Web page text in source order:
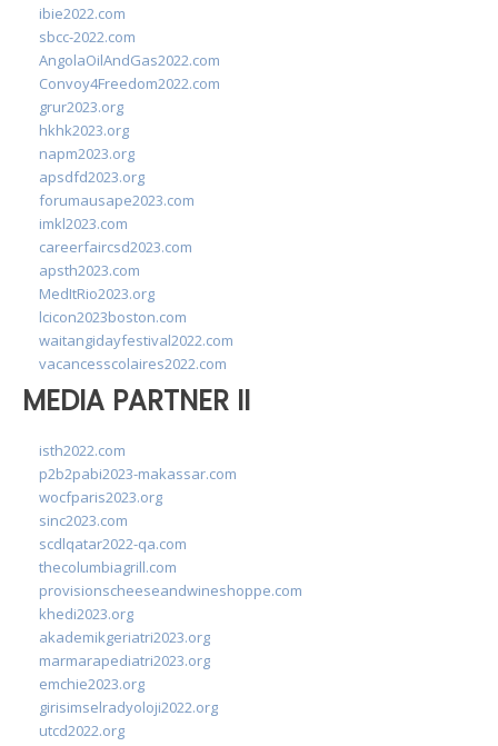
ibie2022.com
sbcc-2022.com
AngolaOilAndGas2022.com
Convoy4Freedom2022.com
grur2023.org
hkhk2023.org
napm2023.org
apsdfd2023.org
forumausape2023.com
imkl2023.com
careerfaircsd2023.com
apsth2023.com
MedItRio2023.org
lcicon2023boston.com
waitangidayfestival2022.com
vacancesscolaires2022.com
MEDIA PARTNER II
isth2022.com
p2b2pabi2023-makassar.com
wocfparis2023.org
sinc2023.com
scdlqatar2022-qa.com
thecolumbiagrill.com
provisionscheeseandwineshoppe.com
khedi2023.org
akademikgeriatri2023.org
marmarapediatri2023.org
emchie2023.org
girisimselradyoloji2022.org
utcd2022.org